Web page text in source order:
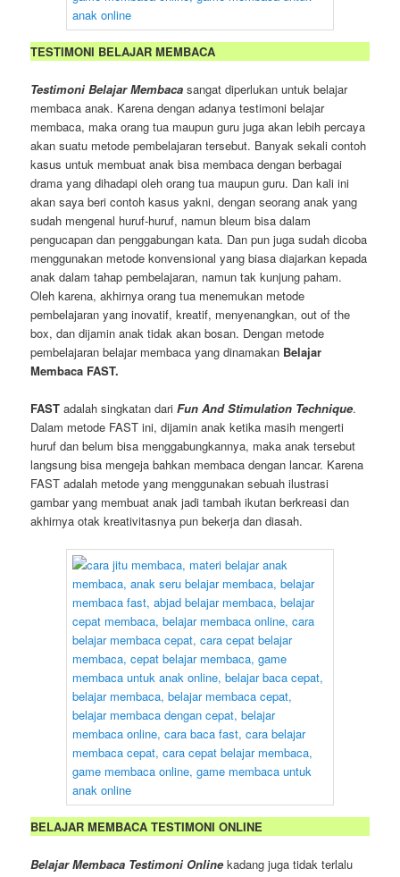
TESTIMONI BELAJAR MEMBACA
Testimoni Belajar Membaca sangat diperlukan untuk belajar
membaca anak. Karena dengan adanya testimoni belajar
membaca, maka orang tua maupun guru juga akan lebih percaya
akan suatu metode pembelajaran tersebut. Banyak sekali contoh
kasus untuk membuat anak bisa membaca dengan berbagai
drama yang dihadapi oleh orang tua maupun guru. Dan kali ini
akan saya beri contoh kasus yakni, dengan seorang anak yang
sudah mengenal huruf-huruf, namun bleum bisa dalam
pengucapan dan penggabungan kata. Dan pun juga sudah dicoba
menggunakan metode konvensional yang biasa diajarkan kepada
anak dalam tahap pembelajaran, namun tak kunjung paham.
Oleh karena, akhirnya orang tua menemukan metode
pembelajaran yang inovatif, kreatif, menyenangkan, out of the
box, dan dijamin anak tidak akan bosan. Dengan metode
pembelajaran belajar membaca yang dinamakan Belajar
Membaca FAST.
FAST adalah singkatan dariFun And Stimulation Technique.
Dalam metode FAST ini, dijamin anak ketika masih mengerti
huruf dan belum bisa menggabungkannya, maka anak tersebut
langsung bisa mengeja bahkan membaca dengan lancar. Karena
FAST adalah metode yang menggunakan sebuah ilustrasi
gambar yang membuat anak jadi tambah ikutan berkreasi dan
akhirnya otak kreativitasnya pun bekerja dan diasah.
BELAJAR MEMBACA TESTIMONI ONLINE
Belajar Membaca Testimoni Online kadang juga tidak terlalu